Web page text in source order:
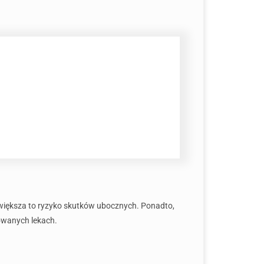
to ryzyko skutków ubocznych. Ponadto,
lekach.